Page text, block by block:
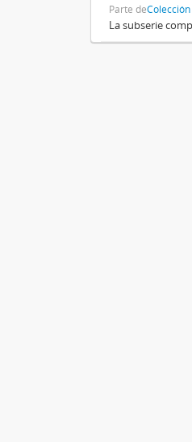
Parte de
La subserie